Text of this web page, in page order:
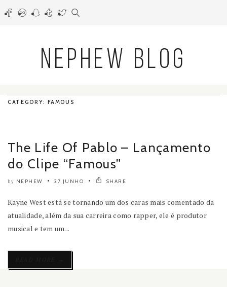
NEPHEW BLOG
CATEGORY: FAMOUS
The Life Of Pablo – Lançamento
do Clipe “Famous”
by NEPHEW 27 JUNHO SHARE
Kayne West está se tornando um dos caras mais comentado da
atualidade, além da sua carreira como rapper, ele é produtor
musical e tem um...